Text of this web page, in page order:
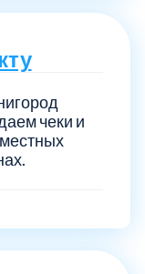
чеки и